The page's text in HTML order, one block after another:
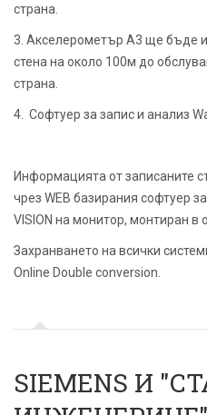
страна.
3. Акселерометър А3 ще бъде
стена на около 100м до
страна.
4. Софтуер за запис и анализ
Информацията от записаните
чрез WEB базирания софтуер
VISION на монитор, монтиран в
Захранването на всички
Online Double conversion.
SIEMENS И